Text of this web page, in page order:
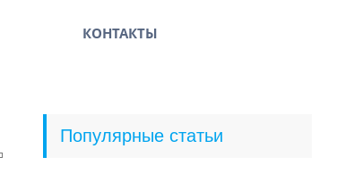
КОНТАКТЫ
Популярные статьи